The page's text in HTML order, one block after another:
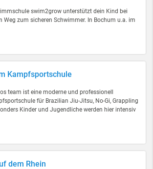
swim2grow unterstützt dein Kind bei
Weg zum sicheren Schwimmer. In Bochum u.a. im
Kampfsportschule
team ist eine moderne und professionell
für Brazilian Jiu-Jitsu, No-Gi, Grappling
Kinder und Jugendliche werden hier intensiv
dem Rhein